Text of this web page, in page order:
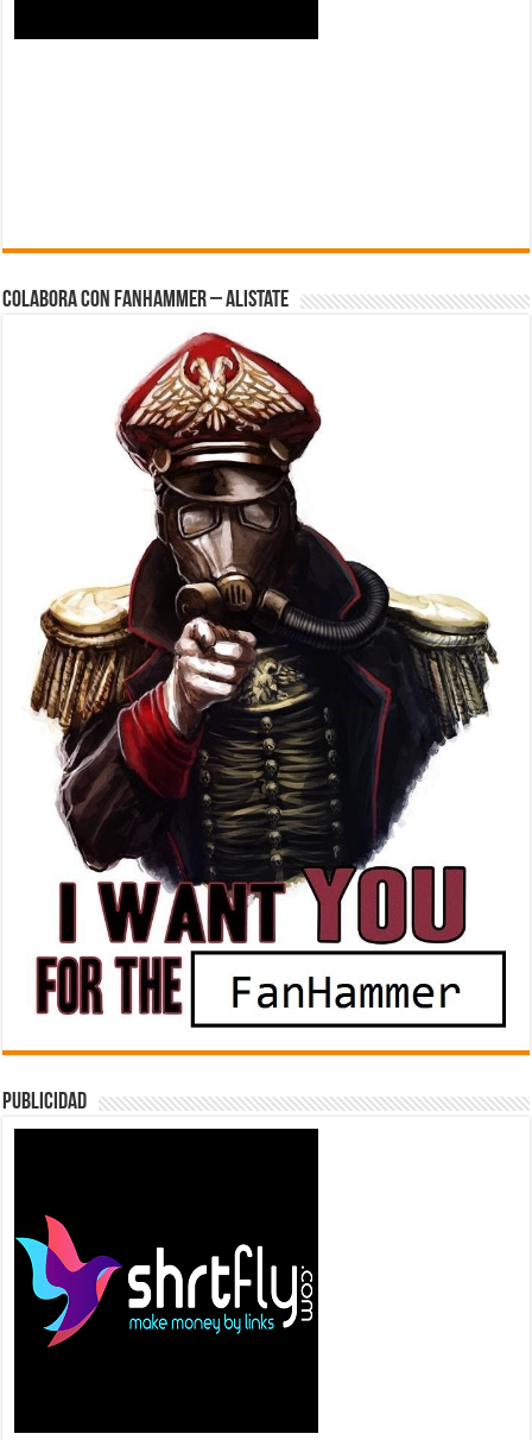
Colabora con FanHammer – Alistate
Publicidad